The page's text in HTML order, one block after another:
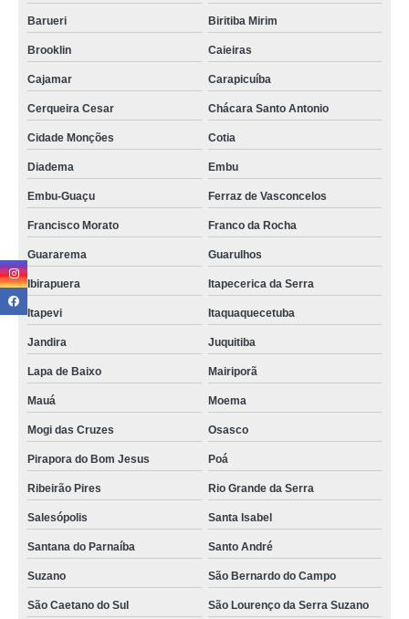
assistência técnica celular próximo a mim telefone Ferraz de Vasconcelos
assistência técnica celular motorola telefone Rio Pequeno
assistência técnica samsung celular Parelheiros
encontrar assistência técnica celular lg Vila Mariana
contato de assistência técnica samsung celular São Lourenço da Serra
Suzano
assistência técnica celular delivery José Bonifácio
assistência técnica celulares samsung Zona Sul
celular assistência técnica Chácara ST Antônio
contato de assistência técnica celular próximo a mim Socorro
assistência técnica celulares próximo a mim Santo André
assistência técnica celular iphone telefone Brás
contato de assistência técnica celular iphone Chácara Flora
assistência técnica de celular próximo a mim telefone Cidade Tiradentes
assistência técnica de celular Butantã
Barueri Biritiba Mirim
Brooklin Caieiras
Cajamar Carapicuíba
Cerqueira Cesar Chácara Santo Antonio
Cidade Monções Cotia
Diadema Embu
Embu-Guaçu Ferraz de Vasconcelos
Francisco Morato Franco da Rocha
Guararema Guarulhos
Ibirapuera Itapecerica da Serra
Itapevi Itaquaquecetuba
Jandira Juquitiba
Lapa de Baixo Mairiporã
Mauá Moema
Mogi das Cruzes Osasco
Pirapora do Bom Jesus Poá
Ribeirão Pires Rio Grande da Serra
Salesópolis Santa Isabel
Santana do Parnaíba Santo André
Suzano São Bernardo do Campo
São Caetano do Sul São Lourenço da Serra Suzano